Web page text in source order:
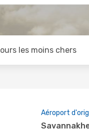
les moins chers
Aéroport